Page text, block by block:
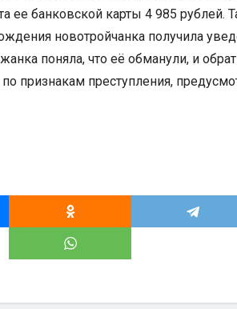
ее банковской карты 4 985 рублей.
новотройчанка получила
поняла, что её обманули, и
признакам преступления,